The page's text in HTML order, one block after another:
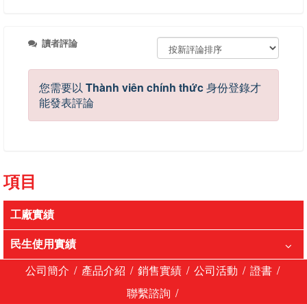
讀者評論
您需要以 Thành viên chính thức身份登錄才
能發表評論
項目
工廠實績
民生使用實績
公司簡介 / 產品介紹 / 銷售實績 / 公司活動 / 證書 /
聯繫諮詢 /